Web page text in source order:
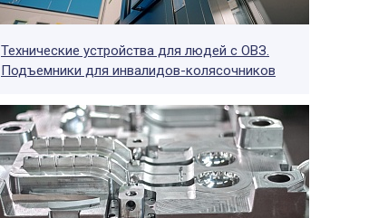
Технические устройства для людей с ОВЗ.
Подъемники для инвалидов-колясочников